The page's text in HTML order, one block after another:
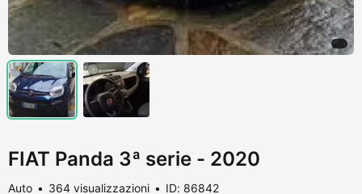
FIAT Panda 3ª serie - 2020
Auto 364 visualizzazioni ID: 86842